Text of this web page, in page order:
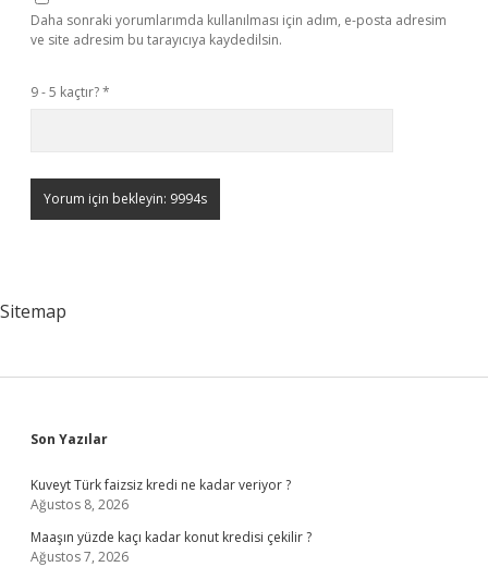
Daha sonraki yorumlarımda kullanılması için adım, e-posta adresim
ve site adresim bu tarayıcıya kaydedilsin.
9 - 5 kaçtır?*
Sitemap
Sidebar
Son Yazılar
Kuveyt Türk faizsiz kredi ne kadar veriyor ?
Ağustos 8, 2026
Maaşın yüzde kaçı kadar konut kredisi çekilir ?
Ağustos 7, 2026